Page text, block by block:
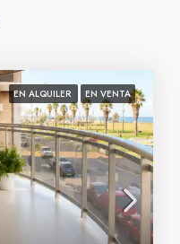
EN ALQUILER EN VENTA